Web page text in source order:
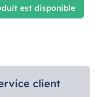
est disponible
client